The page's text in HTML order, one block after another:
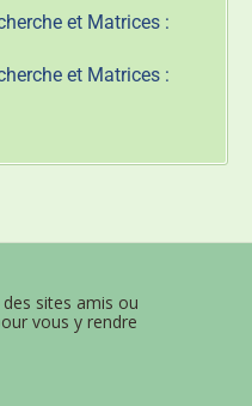
et Matrices :
et Matrices :
sites amis ou
vous y rendre